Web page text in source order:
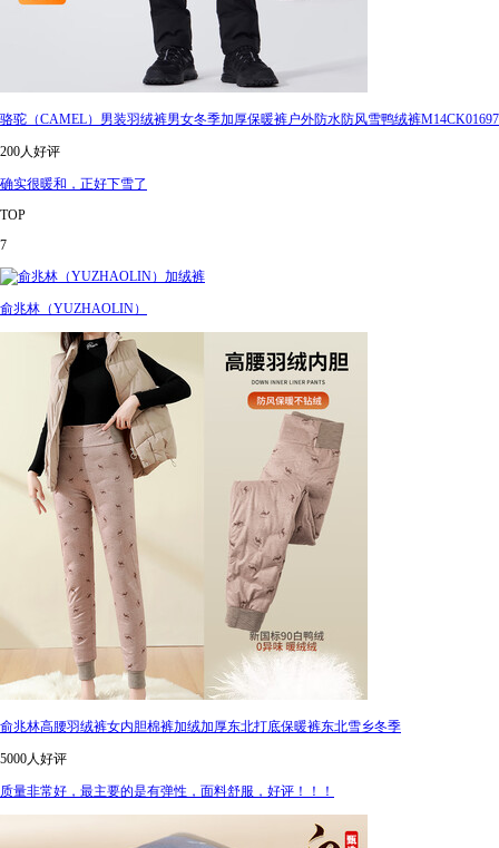
骆驼（CAMEL）男装羽绒裤男女冬季加厚保暖裤户外防水防风雪鸭绒裤M14CK01697
200人好评
确实很暖和，正好下雪了
TOP
7
俞兆林（YUZHAOLIN）
俞兆林高腰羽绒裤女内胆棉裤加绒加厚东北打底保暖裤东北雪乡冬季
5000人好评
质量非常好，最主要的是有弹性，面料舒服，好评！！！